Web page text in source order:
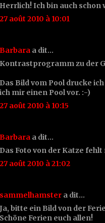
Herrlich! Ich bin auch schon
27 août 2010 à 10:01
Barbara a dit…
Kontrastprogramm zu der
Das Bild vom Pool drucke
ich mir einen Pool vor. :-)
27 août 2010 à 10:15
Barbara a dit…
Das Foto von der Katze fehlt
27 août 2010 à 21:02
sammelhamster a dit…
Ja, bitte ein Bild von der
Schöne Ferien euch allen!